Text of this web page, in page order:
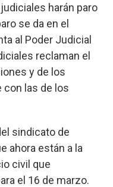
harán paro
se da en el
al Poder Judicial
reclaman el
y de los
con las de los
sindicato de
ahora están a la
civil que
el 16 de marzo.